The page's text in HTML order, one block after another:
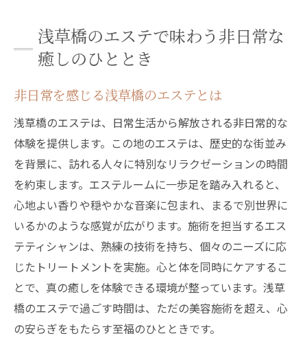
浅草橋のエステで味わう非日常な
癒しのひととき
非日常を感じる浅草橋のエステとは
浅草橋のエステは、日常生活から解放される非日常的な
体験を提供します。この地のエステは、歴史的な街並み
を背景に、訪れる人々に特別なリラクゼーションの時間
を約束します。エステルームに一歩足を踏み入れると、
心地よい香りや穏やかな音楽に包まれ、まるで別世界に
いるかのような感覚が広がります。施術を担当するエス
テティシャンは、熟練の技術を持ち、個々のニーズに応
じたトリートメントを実施。心と体を同時にケアするこ
とで、真の癒しを体験できる環境が整っています。浅草
橋のエステで過ごす時間は、ただの美容施術を超え、心
の安らぎをもたらす至福のひとときです。